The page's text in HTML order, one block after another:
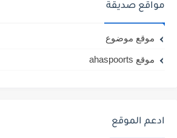
مواقع صديقة
موقع موضوع
موقع ahaspoorts
ادعم الموقع